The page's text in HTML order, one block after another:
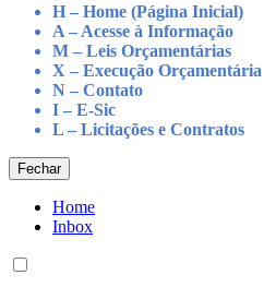
H – Home (Página Inicial)
A – Acesse à Informação
M – Leis Orçamentárias
X – Execução Orçamentária
N – Contato
I – E-Sic
L – Licitações e Contratos
Fechar
Home
Inbox